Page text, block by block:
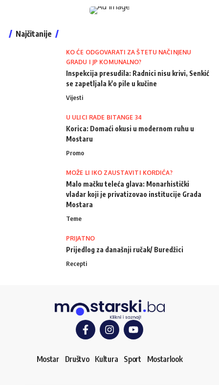
Najčitanije
KO ĆE ODGOVARATI ZA ŠTETU NAČINJENU
GRADU I JP KOMUNALNO?
Inspekcija presudila: Radnici nisu krivi, Senkić
se zapetljala k'o pile u kučine
Vijesti
U ULICI RADE BITANGE 34
Korica: Domaći okusi u modernom ruhu u
Mostaru
Promo
MOŽE LI IKO ZAUSTAVITI KORDIĆA?
Malo mačku teleća glava: Monarhistički
vladar koji je privatizovao institucije Grada
Mostara
Teme
PRIJATNO
Prijedlog za današnji ručak/ Buredžici
Recepti
Mostar Društvo Kultura Sport Mostarlook